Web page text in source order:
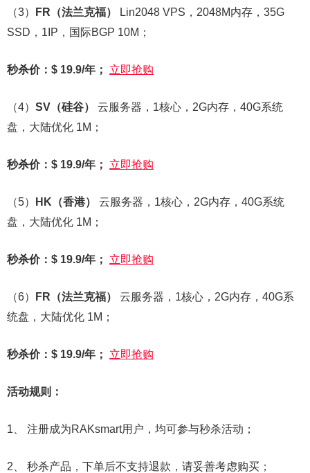
（3） FR （法兰克福）
Lin2048 VPS，2048M内存，35G
SSD，1IP，国际BGP 10M；
秒杀价：$ 19.9/年； 立即抢购
（4） SV （硅谷）
云服务器，1核心，2G内存，40G系统
盘，大陆优化 1M；
秒杀价：$ 19.9/年； 立即抢购
（5） HK （香港）
云服务器，1核心，2G内存，40G系统
盘，大陆优化 1M；
秒杀价：$ 19.9/年； 立即抢购
（6） FR （法兰克福）
云服务器，1核心，2G内存，40G系
统盘，大陆优化 1M；
秒杀价：$ 19.9/年； 立即抢购
活动规则：
1、 注册成为RAKsmart用户，均可参与秒杀活动；
2、 秒杀产品，下单后不支持退款，请妥善考虑购买；